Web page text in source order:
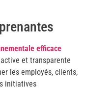
efficace
et transparente
les employés, clients,
initiatives